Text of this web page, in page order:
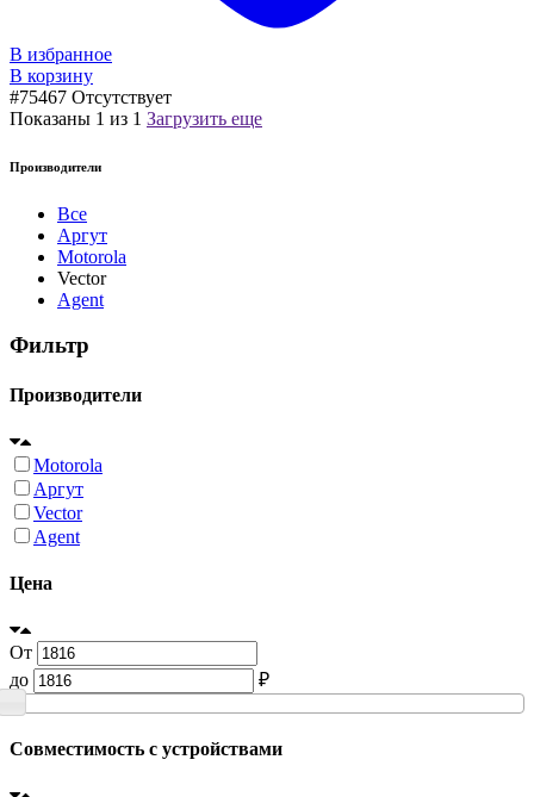
В избранное
В корзину
#75467 Отсутствует
Показаны 1 из 1 Загрузить еще
Производители
Все
Аргут
Motorola
Vector
Agent
Фильтр
Производители
Motorola
Аргут
Vector
Agent
Цена
От
до
₽
Совместимость с устройствами